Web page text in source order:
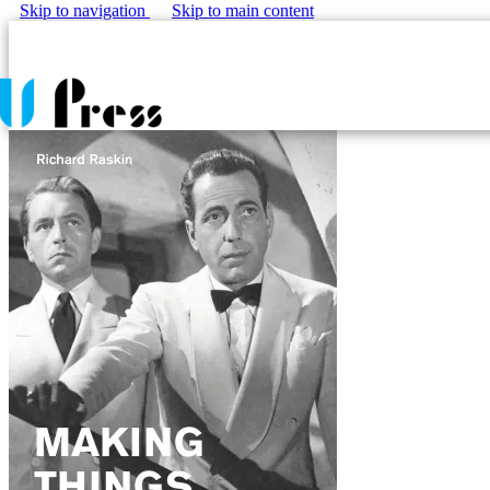
Skip to navigation Skip to main content